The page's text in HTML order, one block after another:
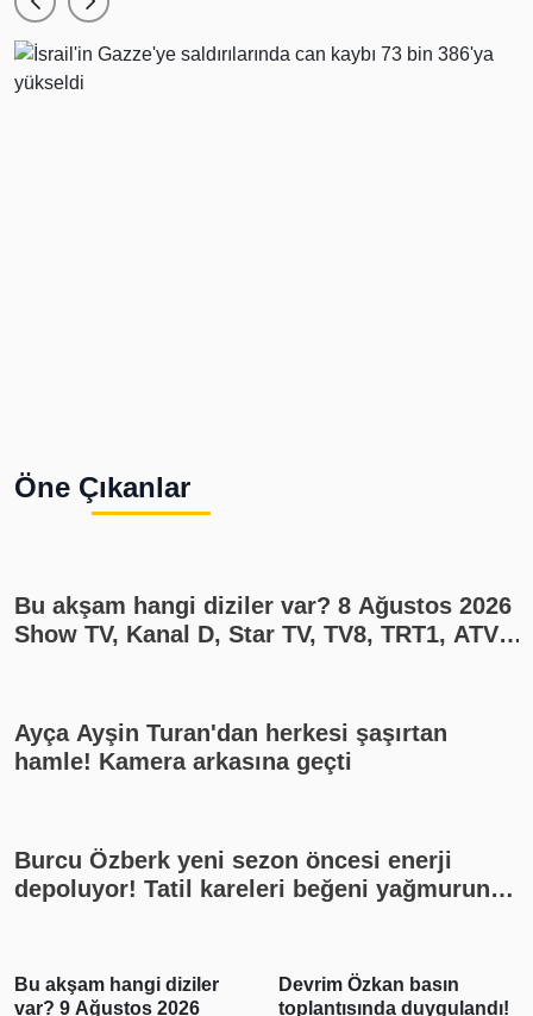
Öne Çıkanlar
Bu akşam hangi diziler var? 8 Ağustos 2026
Show TV, Kanal D, Star TV, TV8, TRT1, ATV
Ayça Ayşin Turan'dan herkesi şaşırtan
hamle! Kamera arkasına geçti
Burcu Özberk yeni sezon öncesi enerji
depoluyor! Tatil kareleri beğeni yağmuruna
Bu akşam hangi diziler
var? 9 Ağustos 2026
Devrim Özkan basın
toplantısında duygulandı!